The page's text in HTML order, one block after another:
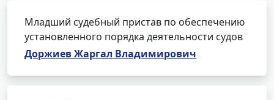
Младший судебный пристав по обеспечению
установленного порядка деятельности судов
Доржиев Жаргал Владимирович